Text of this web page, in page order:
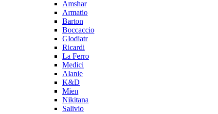
Amshar
Armatio
Barton
Boccaccio
Glodiatr
Ricardi
La Ferro
Medici
Alanie
K&D
Mien
Nikitana
Salivio